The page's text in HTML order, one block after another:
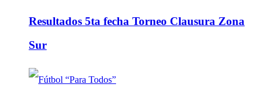
Resultados 5ta fecha Torneo Clausura Zona
Sur